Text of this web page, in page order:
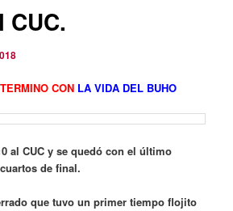
CONLA VIDA DEL BUHO
al CUC y se quedó con el último
de final.
que tuvo un primer tiempo flojito